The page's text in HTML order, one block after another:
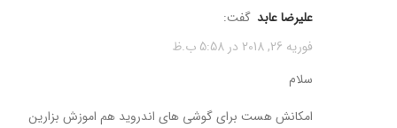
علیرضا عابد گفت:
فوریه 26, 2018 در 5:58 ب.ظ
سلام
امکانش هست برای گوشی های اندروید هم اموزش بزارین